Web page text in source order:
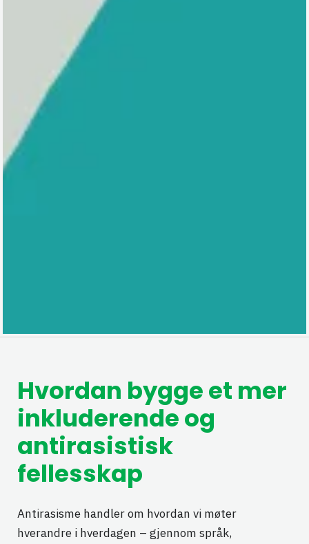
Hvordan bygge et mer
inkluderende og
antirasistisk
fellesskap
Antirasisme handler om hvordan vi møter
hverandre i hverdagen – gjennom språk,